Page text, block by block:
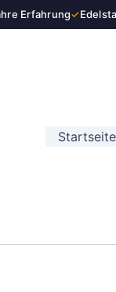
Erfahrung✓
Startseite